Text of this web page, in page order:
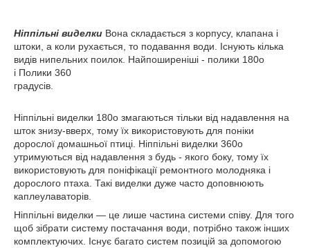
Ніппільні виделки Вона складається з корпусу, клапана і
штоки, а коли рухається, то подавання води. Існують кілька
видів нипельних поилок. Найпоширеніші - полики 180o
і Полики 360
градусів.
Ніппільні виделки 180o змагаються тільки від надавлення на
шток знизу-вверх, тому їх використовують для поніки
дорослої домашньої птиці. Ніппільні виделки 360o
утримуються від надавлення з будь - якого боку, тому їх
використовують для поніфікації ремонтного молодняка і
дорослого птаха. Такі виделки дуже часто доповнюють
каплеулаваторів.
Ніппільні виделки — це лише частина системи співу. Для того
щоб зібрати систему постачання води, потрібно також інших
комплектуючих. Існує багато систем позицій за допомогою